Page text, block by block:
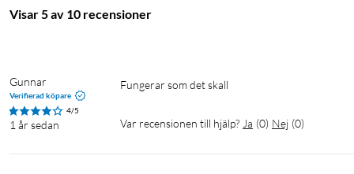
Visar 5 av 10 recensioner
Gunnar
Verifierad köpare
4/5
1 år sedan
fungerar som det skall
Var recensionen till hjälp? Ja (0) Nej (0)